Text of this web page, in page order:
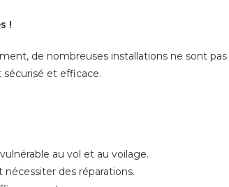
!
de nombreuses installations ne sont
et efficace.
au vol et au voilage.
des réparations.